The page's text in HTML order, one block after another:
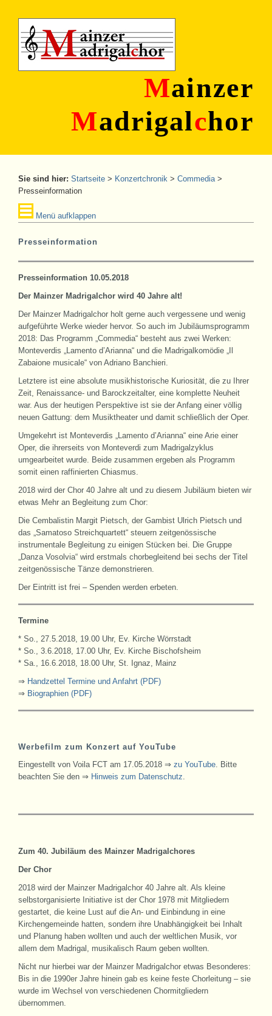
Mainzer
Madrigalchor
Sie sind hier: Startseite > Konzertchronik > Commedia>
Presseinformation
Menü aufklappen
Presseinformation
Presseinformation 10.05.2018
Der Mainzer Madrigalchor wird 40 Jahre alt!
Der Mainzer Madrigalchor holt gerne auch vergessene und wenig
aufgeführte Werke wieder hervor. So auch im Jubiläumsprogramm
2018: Das Programm „Commedia“ besteht aus zwei Werken:
Monteverdis „Lamento d’Arianna“ und die Madrigalkomödie „Il
Zabaione musicale“ von Adriano Banchieri.
Letztere ist eine absolute musikhistorische Kuriosität, die zu Ihrer
Zeit, Renaissance- und Barockzeitalter, eine komplette Neuheit
war. Aus der heutigen Perspektive ist sie der Anfang einer völlig
neuen Gattung: dem Musiktheater und damit schließlich der Oper.
Umgekehrt ist Monteverdis „Lamento d’Arianna“ eine Arie einer
Oper, die ihrerseits von Monteverdi zum Madrigalzyklus
umgearbeitet wurde. Beide zusammen ergeben als Programm
somit einen raffinierten Chiasmus.
2018 wird der Chor 40 Jahre alt und zu diesem Jubiläum bieten wir
etwas Mehr an Begleitung zum Chor:
Die Cembalistin Margit Pietsch, der Gambist Ulrich Pietsch und
das „Samatoso Streichquartett“ steuern zeitgenössische
instrumentale Begleitung zu einigen Stücken bei. Die Gruppe
„Danza Vosolvia“ wird erstmals chorbegleitend bei sechs der Titel
zeitgenössische Tänze demonstrieren.
Der Eintritt ist frei – Spenden werden erbeten.
Termine
* So., 27.5.2018, 19.00 Uhr, Ev. Kirche Wörrstadt
* So., 3.6.2018, 17.00 Uhr, Ev. Kirche Bischofsheim
* Sa., 16.6.2018, 18.00 Uhr, St. Ignaz, Mainz
⇒ Handzettel Termine und Anfahrt (PDF)
⇒ Biographien (PDF)
Werbefilm zum Konzert auf YouTube
Eingestellt von Voila FCT am 17.05.2018 ⇒ zu YouTube. Bitte
beachten Sie den ⇒ Hinweis zum Datenschutz.
Zum 40. Jubiläum des Mainzer Madrigalchores
Der Chor
2018 wird der Mainzer Madrigalchor 40 Jahre alt. Als kleine
selbstorganisierte Initiative ist der Chor 1978 mit Mitgliedern
gestartet, die keine Lust auf die An- und Einbindung in eine
Kirchengemeinde hatten, sondern ihre Unabhängigkeit bei Inhalt
und Planung haben wollten und auch der weltlichen Musik, vor
allem dem Madrigal, musikalisch Raum geben wollten.
Nicht nur hierbei war der Mainzer Madrigalchor etwas Besonderes:
Bis in die 1990er Jahre hinein gab es keine feste Chorleitung – sie
wurde im Wechsel von verschiedenen Chormitgliedern
übernommen.